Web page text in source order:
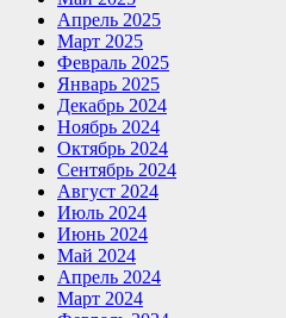
Апрель 2025
Март 2025
Февраль 2025
Январь 2025
Декабрь 2024
Ноябрь 2024
Октябрь 2024
Сентябрь 2024
Август 2024
Июль 2024
Июнь 2024
Май 2024
Апрель 2024
Март 2024